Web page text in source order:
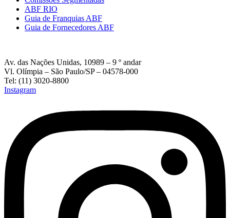
ABF RIO
Guia de Franquias ABF
Guia de Fornecedores ABF
Av. das Nações Unidas, 10989 – 9 º andar
Vl. Olímpia – São Paulo/SP – 04578-000
Tel: (11) 3020-8800
Instagram